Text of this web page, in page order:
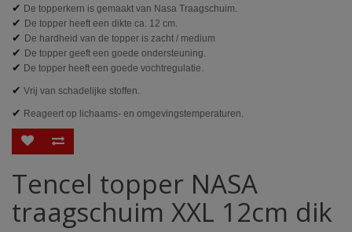
✔ De topperkern is gemaakt van Nasa Traagschuim.
✔ De topper heeft een dikte ca. 12 cm.
✔ De hardheid van de topper is zacht / medium
✔ De topper geeft een goede ondersteuning.
✔ De topper heeft een goede vochtregulatie.
✔ Vrij van schadelijke stoffen.
✔ Reageert op lichaams- en omgevingstemperaturen.
Tencel topper NASA
traagschuim XXL 12cm dik